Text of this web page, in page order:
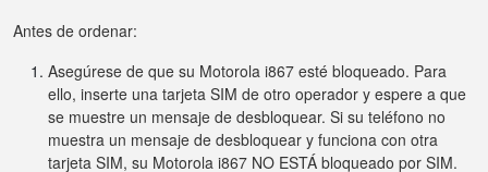
Antes de ordenar:
Asegúrese de que su Motorola i867 esté bloqueado. Para
ello, inserte una tarjeta SIM de otro operador y espere a que
se muestre un mensaje de desbloquear. Si su teléfono no
muestra un mensaje de desbloquear y funciona con otra
tarjeta SIM, su Motorola i867 NO ESTÁ bloqueado por SIM.